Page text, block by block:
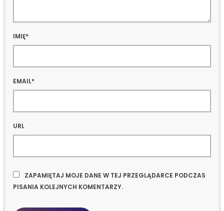
IMIĘ*
EMAIL*
URL
ZAPAMIĘTAJ MOJE DANE W TEJ PRZEGLĄDARCE PODCZAS
PISANIA KOLEJNYCH KOMENTARZY.